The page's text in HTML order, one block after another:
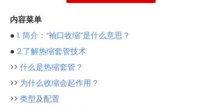
["wechat"]
内容菜单
● 1. 简介：“袖口收缩”是什么意思？
● 2.了解热缩套管技术
>> 什么是热缩套管？
>> 为什么收缩会起作用？
>> 类型及配置